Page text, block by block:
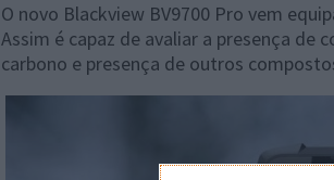
O novo Blackview BV9700 Pro vem
Assim é capaz de avaliar a presença
carbono e presença de outros